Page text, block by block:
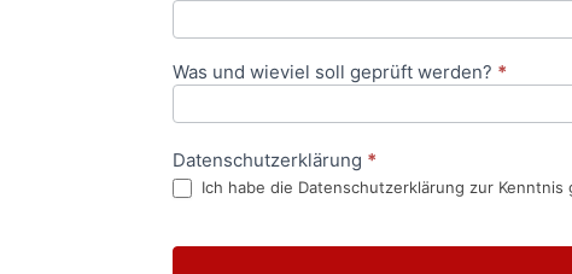
Was und wieviel soll geprüft werden? *
Datenschutzerklärung *
Ich habe die Datenschutzerklärung zur